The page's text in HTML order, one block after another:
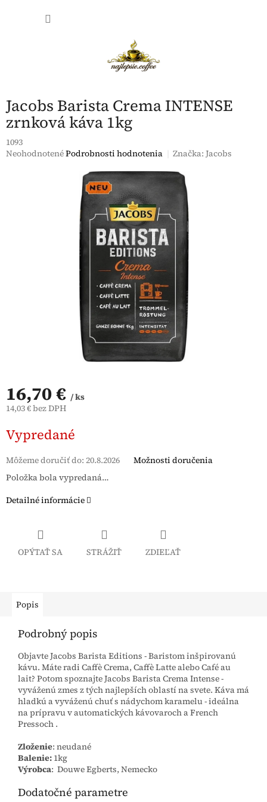
Jacobs Barista Crema INTENSE
zrnková káva 1kg
1093
Priemerné
NeohodnotenéPodrobnosti hodnotenia Značka:Jacobs
16,70 € / ks
14,03 € bez DPH
cena:
Vypredané
Môžeme doručiť do: 20.8.2026
Možnosti doručenia
Položka bola vypredaná…
Detailné informácie
OPÝTAŤ SA STRÁŽIŤ ZDIEĽAŤ
Popis
Podrobný popis
Objavte Jacobs Barista Editions - Baristom inšpirovanú
kávu. Máte radi Caffè Crema, Caffè Latte alebo Café au
lait? Potom spoznajte Jacobs Barista Crema Intense -
vyváženú zmes z tých najlepších oblastí na svete. Káva má
hladkú a vyváženú chuť s nádychom karamelu - ideálna
na prípravu v automatických kávovaroch a French
Pressoch .
Zloženie: neudané
Balenie: 1kg
Výrobca: Douwe Egberts, Nemecko
Dodatočné parametre